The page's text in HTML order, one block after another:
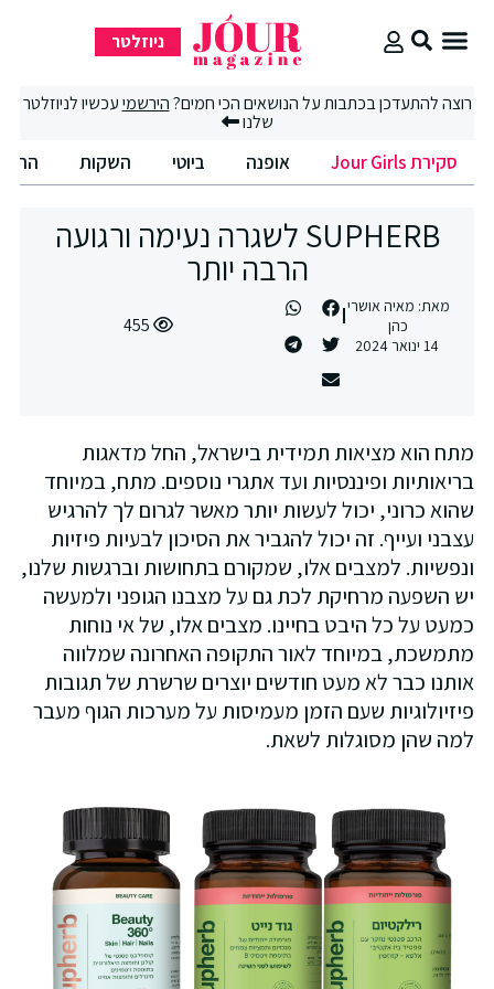
ניוזלטר
רוצה להתעדכן בכתבות על הנושאים הכי חמים?הירשמיעכשיו לניוזלטר
שלנו
סקירת Jour Girls אופנה ביוטי השקות
SUPHERB לשגרה נעימה ורגועה
הרבה יותר
מאת: מאיה אושרי
כהן
14 ינואר 2024
מתח הוא מציאות תמידית בישראל, החל מדאגות
בריאותיות ופיננסיות ועד אתגרי נוספים. מתח, במיוחד
שהוא כרוני, יכול לעשות יותר מאשר לגרום לך להרגיש
עצבני ועייף. זה יכול להגביר את הסיכון לבעיות פיזיות
ונפשיות. למצבים אלו, שמקורם בתחושות וברגשות שלנו,
יש השפעה מרחיקת לכת גם על מצבנו הגופני ולמעשה
כמעט על כל היבט בחיינו. מצבים אלו, של אי נוחות
מתמשכת, במיוחד לאור התקופה האחרונה שמלווה
אותנו כבר לא מעט חודשים יוצרים שרשרת של תגובות
פיזיולוגיות שעם הזמן מעמיסות על מערכות הגוף מעבר
למה שהן מסוגלות לשאת.